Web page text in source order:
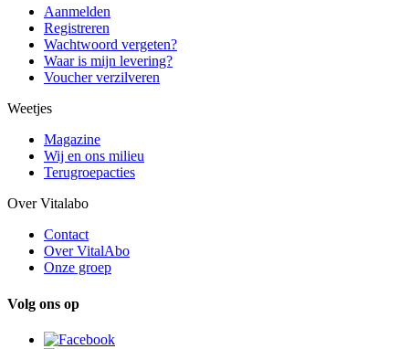
Aanmelden
Registreren
Wachtwoord vergeten?
Waar is mijn levering?
Voucher verzilveren
Weetjes
Magazine
Wij en ons milieu
Terugroepacties
Over Vitalabo
Contact
Over VitalAbo
Onze groep
Volg ons op